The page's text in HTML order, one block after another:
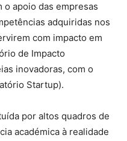
o apoio das empresas
adquiridas nos
com impacto em
de Impacto
inovadoras, com o
Startup).
por altos quadros de
académica à realidade